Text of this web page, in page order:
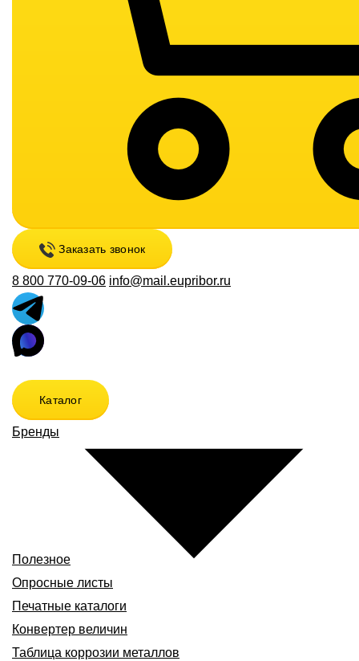
Заказать звонок
8 800 770-09-06 info@mail.eupribor.ru
Каталог
Бренды
Полезное
Опросные листы
Печатные каталоги
Конвертер величин
Таблица коррозии металлов